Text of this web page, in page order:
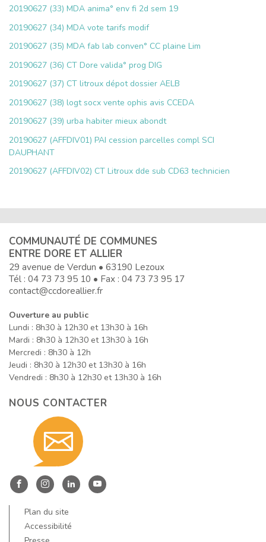
20190627 (33) MDA anima° env fi 2d sem 19
20190627 (34) MDA vote tarifs modif
20190627 (35) MDA fab lab conven° CC plaine Lim
20190627 (36) CT Dore valida° prog DIG
20190627 (37) CT litroux dépot dossier AELB
20190627 (38) logt socx vente ophis avis CCEDA
20190627 (39) urba habiter mieux abondt
20190627 (AFFDIV01) PAI cession parcelles compl SCI
DAUPHANT
20190627 (AFFDIV02) CT Litroux dde sub CD63 technicien
COMMUNAUTÉ DE COMMUNES
ENTRE DORE ET ALLIER
29 avenue de Verdun • 63190 Lezoux
Tél : 04 73 73 95 10 • Fax : 04 73 73 95 17
contact@ccdoreallier.fr
Ouverture au public
Lundi : 8h30 à 12h30 et 13h30 à 16h
Mardi : 8h30 à 12h30 et 13h30 à 16h
Mercredi : 8h30 à 12h
Jeudi : 8h30 à 12h30 et 13h30 à 16h
Vendredi : 8h30 à 12h30 et 13h30 à 16h
NOUS CONTACTER
nous
Entre
Allier
Entre
Allier
Entre Entre
Plan du site
Accessibilité